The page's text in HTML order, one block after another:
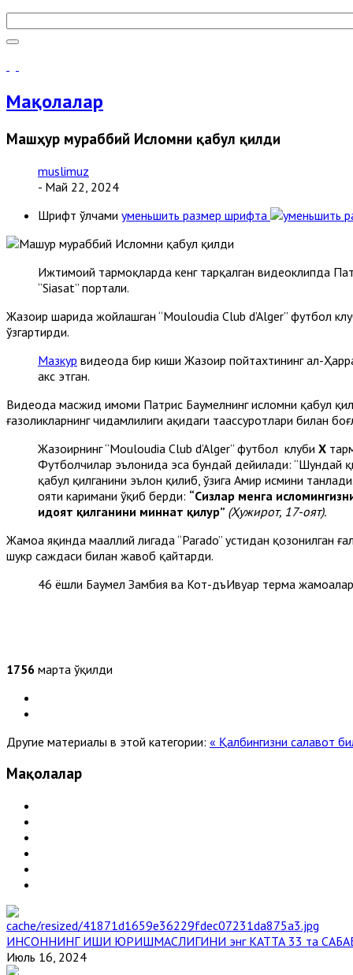
Мақолалар
Машҳур мураббий Исломни қабул қилди
muslimuz
- Май 22, 2024
Шрифт ўлчами уменьшить размер шрифта
Ижтимоий тармоқларда кенг тарқалган видеоклипда
“Siasat” портали.
Жазоир шаҳрида жойлашган “Mouloudia Club d’Alger” футбол
ўзгартирди.
Мазкур видеода бир киши Жазоир пойтахтининг ал-
акс этган.
Видеода масжид имоми Патрис Баумелнинг исломни қабул
ғазоликларнинг чидамлилиги ҳақидаги таассуротлари билан
Жазоирнинг “Mouloudia Club d’Alger” футбол клуби Х
Футболчилар эълонида эса бундай дейилади: “Шундай
қабул қилганини эълон қилиб, ўзига Aмир исмини
ояти каримани ўқиб берди: “Сизлар менга
ҳидоят қилганини миннат қилур” (Ҳужирот, 17-оят).
Жамоа яқинда маҳаллий лигада “Parado” устидан қозонилган
шукр саждаси билан жавоб қайтарди.
46 ёшли Баумел Замбия ва Кот-дъИвуар терма
1756 марта ўқилди
Другие материалы в этой категории: « Қалбингизни салавот
Мақолалар
ИНСОННИНГ ИШИ ЮРИШМАСЛИГИНИ энг КАТТА 33 та
Июль 16, 2024